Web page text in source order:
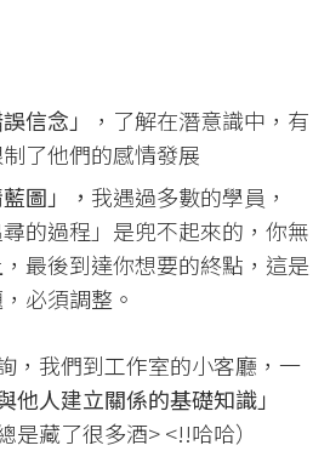
信念」
，了解在潛意識中，有
了他們的感情發展
圖」， 我遇過多數的學員，
尋的過程」是兜不起來的，你無
最後到達你想要的終點，這是
必須調整。
，我們到工作室的小客廳，一
他人建立關係的基礎知識」
是藏了很多酒> <!!哈哈）